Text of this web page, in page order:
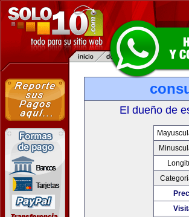
El dueño de